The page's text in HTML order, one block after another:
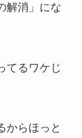
解消」にな
てるワケじ
からほっと